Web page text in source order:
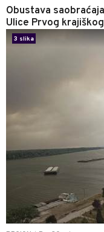
Obustava
Ulice Prvog
3 slika